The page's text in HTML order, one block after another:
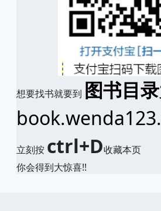
想要找书就要到 图书目
立刻按 ctrl+D收藏本页
你会得到大惊喜!!